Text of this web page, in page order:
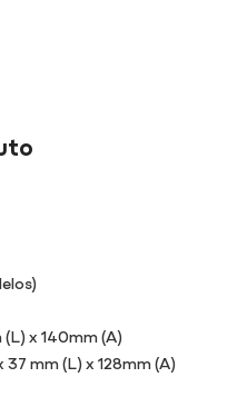
x 140mm (A)
mm (L) x 128mm (A)